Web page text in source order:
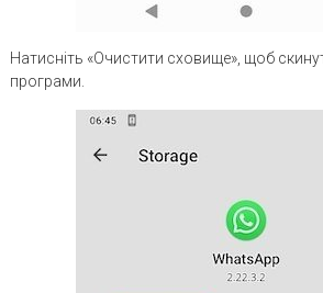
Натисніть «Очистити сховище», щоб
програми.